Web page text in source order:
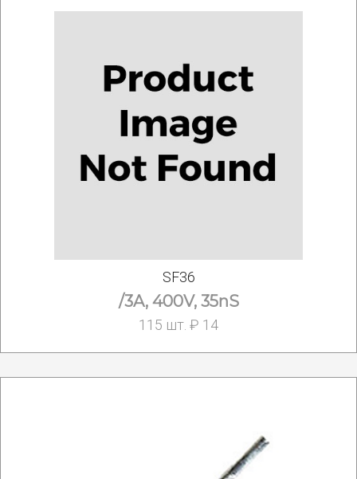
SF36
/3A, 400V, 35nS
115 шт. ₽ 14